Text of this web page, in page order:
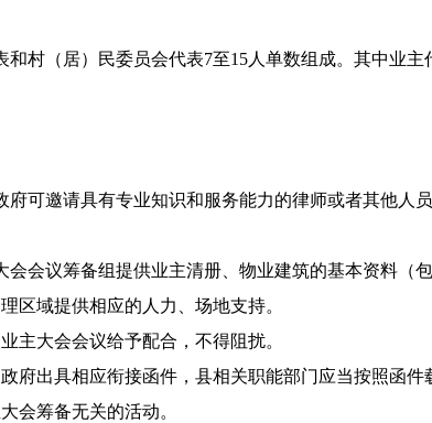
（居）民委员会代表7至15人单数组成。其中业主
邀请具有专业知识和服务能力的律师或者其他人
议筹备组提供业主清册、物业建筑的基本资料（
区域提供相应的人力、场地支持。
大会会议给予配合，不得阻扰。
出具相应衔接函件，县相关职能部门应当按照函件
筹备无关的活动。